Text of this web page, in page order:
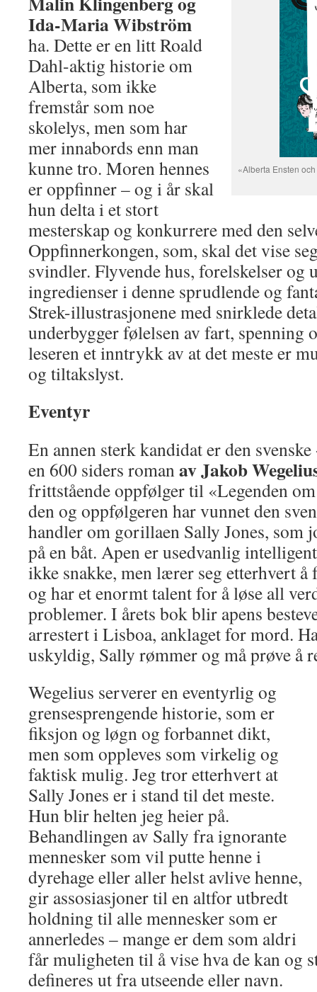
«Alberta Ensten
Ida-Maria Wibström
ha. Dette er en litt Roald
Dahl-aktig historie om
Alberta, som ikke
fremstår som noe
skolelys, men som har
mer innabords enn man
kunne tro. Moren hennes
er oppfinner – og i år skal
hun delta i et stort
mesterskap og konkurrere med den
Oppfinnerkongen, som, skal det vise
svindler. Flyvende hus, forelskelser og
ingredienser i denne sprudlende og
Strek-illustrasjonene med snirklede
underbygger følelsen av fart, spenning
leseren et inntrykk av at det meste er
og tiltakslyst.
Eventyr
En annen sterk kandidat er den svenske
en 600 siders roman av Jakob
frittstående oppfølger til «Legenden
den og oppfølgeren har vunnet den
handler om gorillaen Sally Jones, som
på en båt. Apen er usedvanlig
ikke snakke, men lærer seg etterhvert å
og har et enormt talent for å løse all
problemer. I årets bok blir apens
arrestert i Lisboa, anklaget for mord.
uskyldig, Sally rømmer og må prøve å
Wegelius serverer en eventyrlig og
grensesprengende historie, som er
fiksjon og løgn og forbannet dikt,
men som oppleves som virkelig og
faktisk mulig. Jeg tror etterhvert at
Sally Jones er i stand til det meste.
Hun blir helten jeg heier på.
Behandlingen av Sally fra ignorante
mennesker som vil putte henne i
dyrehage eller aller helst avlive henne,
gir assosiasjoner til en altfor utbredt
holdning til alle mennesker som er
annerledes – mange er dem som aldri
får muligheten til å vise hva de kan og
defineres ut fra utseende eller navn.